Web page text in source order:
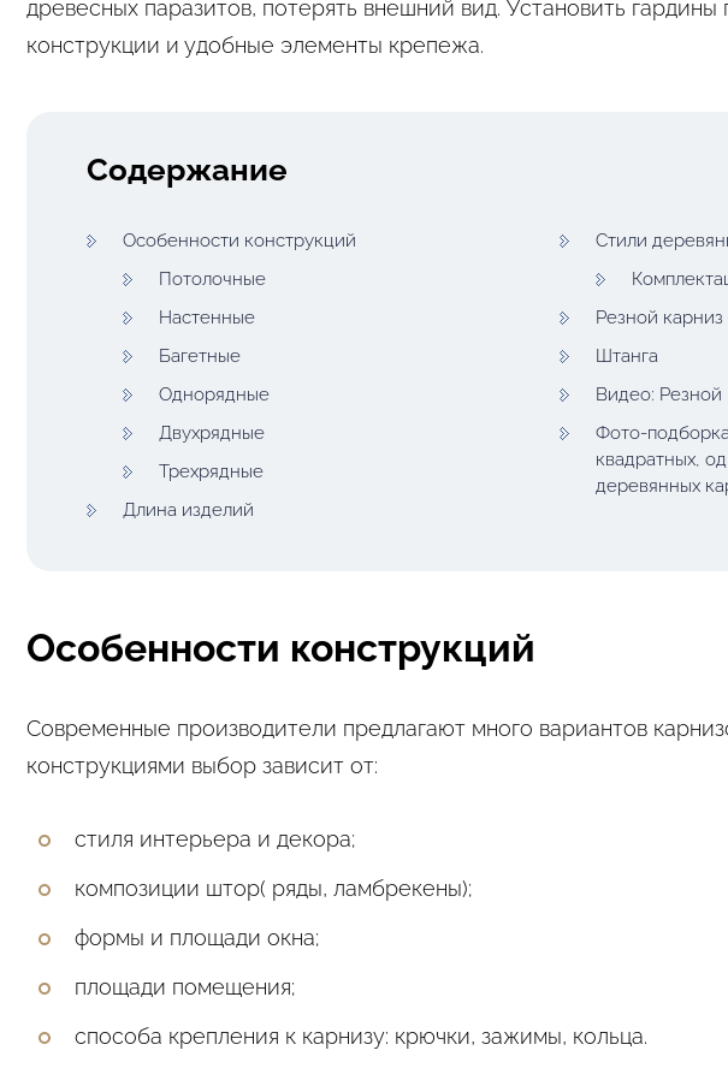
древесных паразитов, потерять внешний вид. Установить
конструкции и удобные элементы крепежа.
Содержание
Особенности конструкций
Потолочные
Настенные
Багетные
Однорядные
Двухрядные
Трехрядные
Длина изделий
Стили
Резной
Штанга
Видео: Резной
Фото-
квадратных,
деревянных
Особенности конструкций
Современные производители предлагают много вариантов
конструкциями выбор зависит от:
стиля интерьера и декора;
композиции штор( ряды, ламбрекены);
формы и площади окна;
площади помещения;
способа крепления к карнизу: крючки, зажимы, кольца.